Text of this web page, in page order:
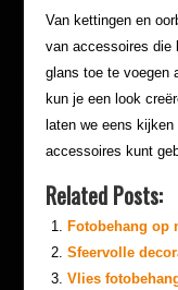
Van kettingen en
van accessoires die
glans toe te voegen
kun je een look
laten we eens kijken
accessoires kunt
Related Posts:
Fotobehang op
Sfeervolle
Vlies